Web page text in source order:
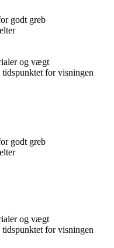
godt greb
og vægt
for visningen
godt greb
og vægt
for visningen